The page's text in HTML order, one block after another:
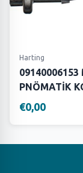
Harting
09140006153
PNÖMATİK
€0,00